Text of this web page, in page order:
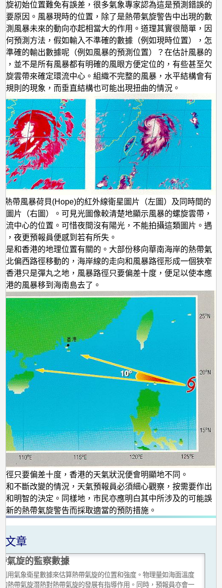
旋初始位置難免有誤差，很多氣象專家認為這是預測錯誤的
要原因。風暴現時的位置，除了是熱帶氣旋警告中出現的數
測風暴未來的動向亦起相當大的作用。道理其實很簡單，因
何預測方法，假如輸入不準確的數據（例如現時位置），怎
準確的輸出數據呢（例如風暴的預測位置）？在估計風暴的
，並不是所有風暴都有明確的風眼方便定位的，有些甚至欠
旋雲帶來確定環流中心。組織不完整的風暴，水平結構會有
規則的現象，而垂直結構也可能出現扭曲的情況。
熱帶風暴荷貝(Hope)的紅外線衛星圖片（左圖）及同時間的
圖片（右圖）。可見光圖像較清楚地顯示風暴的螺旋雲帶，
流中心的位置。可惜夜間沒有陽光，不能拍攝這類圖片。遇
，夜更預報員便感到若有所失。
是和香港的地理位置有關的。大部份移向華南海岸的熱帶氣
北偏西路徑移動的，海岸線的走向和風暴路徑形成一個狹窄
香港只是彈丸之地，風暴路徑只要偏差十度，便足以使本應
港的風暴移到海南島去了。
徑只要偏差十度，香港的天氣狀況便會明顯地不同。
和不斷改變的情況，天氣預報員必須細心觀察，按需要作出
和明智的決定。同樣地，市民亦應明白其中所涉及的可能誤
新的熱帶氣旋警告而採取適當的預防措施。
文章
氣旋的監察數據
用氣象衛星數據來估算熱帶氣旋的位置和強度。物理量如海面溫度
熱帶氣旋潛熱對熱帶氣旋的發展有指導作用。同時，預報員亦會一